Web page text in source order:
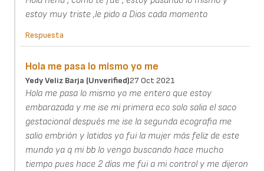
estoy muy triste ,le pido a Dios cada momento
Respuesta
Hola me pasa lo mismo yo me
Yedy Veliz Barja (unverified)27 Oct 2021
Hola me pasa lo mismo yo me entero que estoy
embarazada y me ise mi primera eco solo salia el saco
gestacional después me ise la segunda ecografia me
salio embrión y latidos yo fui la mujer más feliz de este
mundo ya q mi bb lo vengo buscando hace mucho
tiempo pues hace 2 días me fui a mi control y me dijeron